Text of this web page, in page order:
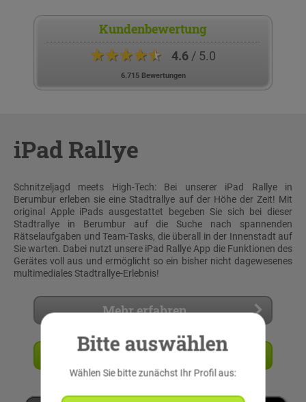
Kundenbewertung
★★★★★ 4.6/ 5.0
6.715 Bewertungen
iPad Rallye
Schnitzeljagd meets High-Tech: Bei unserer iPad Rallye in
Berumbur erleben sie eine Stadtrallye auf der Höhe der Zeit! Mit
original Apple iPads ausgestattet begeben Sie sich bei dieser
Stadtrallye in Berumbur auf die Suche nach spannenden
Rätselaufgaben und Team-Tasks, die überall in der Innenstadt auf
Sie warten. Dabei nutzt unsere iPad Rallye App die Funktionen des
Gerätes voll aus und ermöglicht so ein bisher nicht dagewesenes
multimediales Stadtrallye-Erlebnis!
Mehr erfahren
Angebot anfordern
Bitte auswählen
Wählen Sie bitte zunächst Ihr Profil aus: